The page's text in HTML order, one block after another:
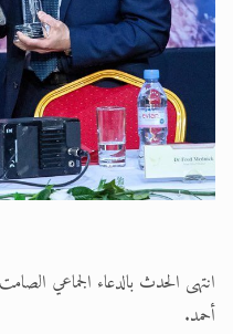
انتهى الحدث بالدعاء الجماعي
أحمد.